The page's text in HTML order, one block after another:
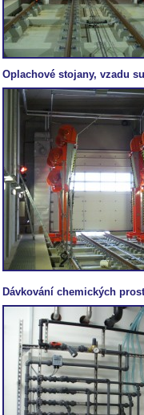
Oplachové stojany, vzadu
Dávkování chemických